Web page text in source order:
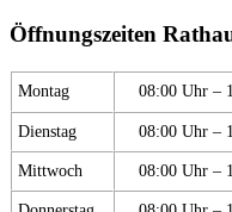
Öffnungszeiten
Montag 08:00 Uhr –
Dienstag 08:00 Uhr –
Mittwoch 08:00 Uhr –